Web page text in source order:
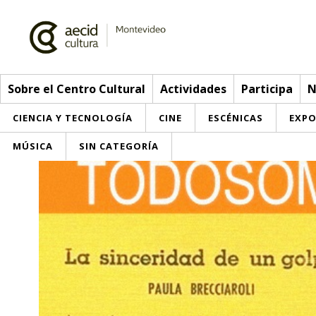
Sobre el Centro Cultural Actividades Participa
CIENCIA Y TECNOLOGÍA CINE ESCÉNICAS
MÚSICA SIN CATEGORÍA
Sobre el Centro Cultural
Instalaciones
This week
Envíanos tu propuesta